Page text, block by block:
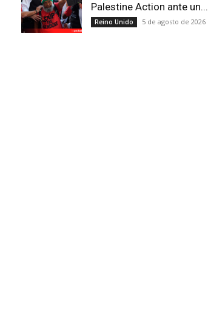
Palestine Action ante un...
Reino Unido 5 de agosto de 2026